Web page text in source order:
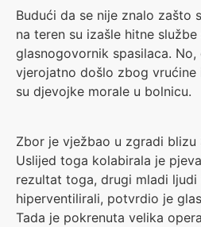
Budući da se nije znalo zašto
na teren su izašle hitne
glasnogovornik spasilaca.
vjerojatno došlo zbog vrućine
su djevojke morale u bolnicu.
Zbor je vježbao u zgradi blizu
Uslijed toga kolabirala je
rezultat toga, drugi mladi ljudi
hiperventilirali, potvrdio je
Tada je pokrenuta velika